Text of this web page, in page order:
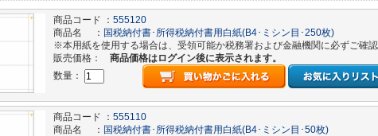
商品コード ： 555120
商品名 ： 国税納付書･所得税納付書用白紙(B4･ミシン目･250枚)
※本用紙を使用する場合は、受領可能か税務署および金融機関に必ずご確
販売価格：
商品価格はログイン後に表示されます。
数量：
商品コード ： 555110
商品名 ： 国税納付書･所得税納付書用白紙(B4･ミシン目･50枚)